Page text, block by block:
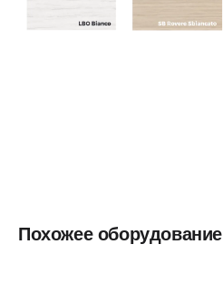
Похожее оборудование